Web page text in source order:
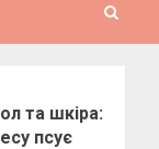
та шкіра:
псує